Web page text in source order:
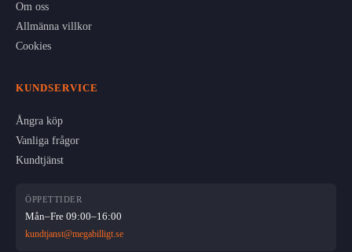
Om oss
Allmänna villkor
Cookies
KUNDSERVICE
Ångra köp
Vanliga frågor
Kundtjänst
ÖPPETTIDER
Mån–Fre 09:00–16:00
kundtjanst@megabilligt.se